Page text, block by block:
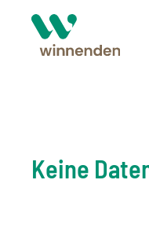
Keine